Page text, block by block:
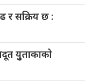
र सक्रिय छ :
युुताकाको